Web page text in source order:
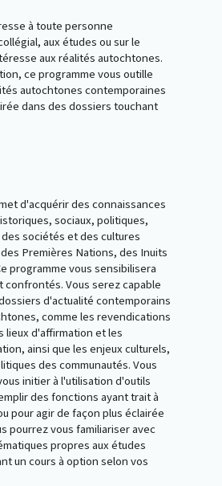
à toute personne
aux études ou sur le
aux réalités autochtones.
ce programme vous outille
autochtones contemporaines
dans des dossiers touchant
d'acquérir des connaissances
sociaux, politiques,
sociétés et des cultures
Premières Nations, des Inuits
programme vous sensibilisera
confrontés. Vous serez capable
d'actualité contemporains
comme les revendications
lieux d'affirmation et les
ainsi que les enjeux culturels,
des communautés. Vous
initier à l'utilisation d'outils
des fonctions ayant trait à
pour agir de façon plus éclairée
pourrez vous familiariser avec
propres aux études
un cours à option selon vos